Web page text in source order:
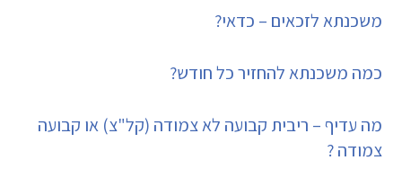
משכנתא לזכאים – כדאי?
כמה משכנתא להחזיר כל חודש?
מה עדיף – ריבית קבועה לא צמודה (קל"צ) או קבועה
צמודה ?